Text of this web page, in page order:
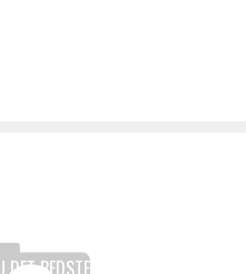
DET BEDSTE KVALITETSUR